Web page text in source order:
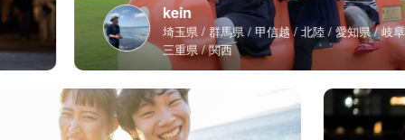
kein
埼玉県 群馬県 甲信越 北陸 愛知県
岐阜県
三重県
関西